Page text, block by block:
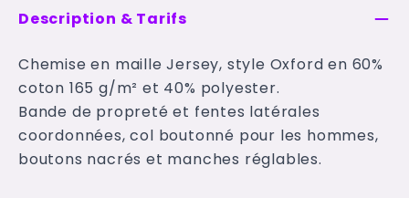
Description & Tarifs
Chemise en maille Jersey, style Oxford en 60%
coton 165 g/m² et 40% polyester.
Bande de propreté et fentes latérales
coordonnées, col boutonné pour les hommes,
boutons nacrés et manches réglables.